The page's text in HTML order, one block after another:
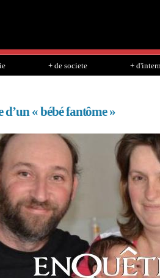
+ de societe +
d’un « bébé fantôme »